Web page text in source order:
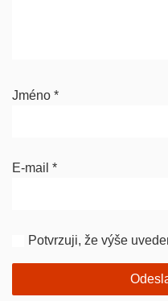
Jméno *
E-mail *
Potvrzuji, že výše